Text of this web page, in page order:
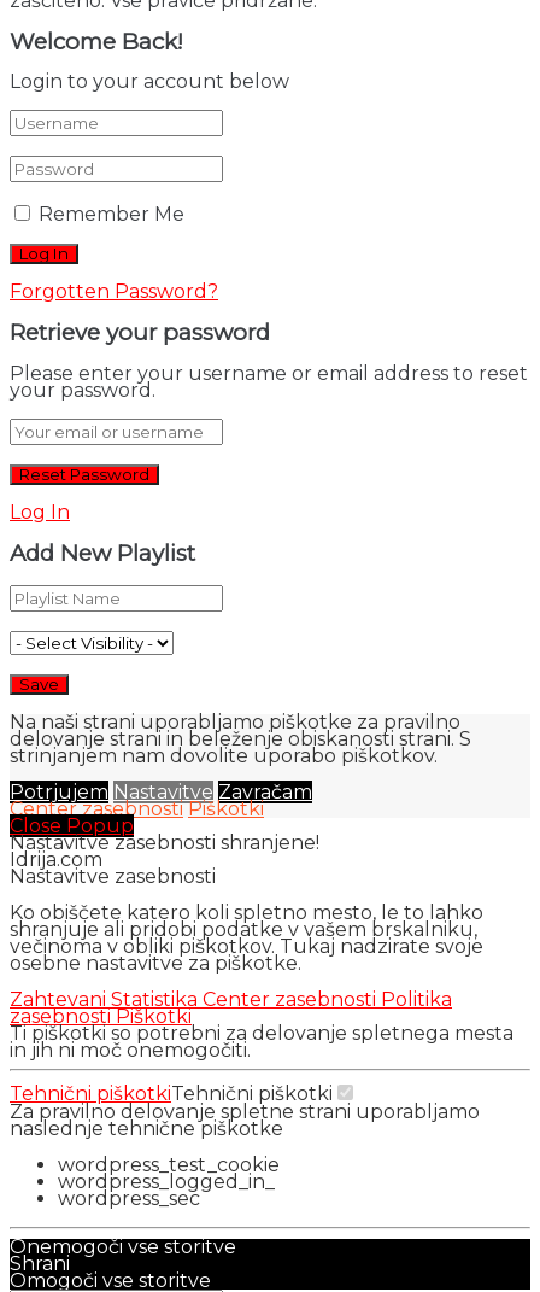
Welcome Back!
Login to your account below
Remember Me
Forgotten Password?
Retrieve your password
Please enter your username or email address to reset
your password.
Log In
Add New Playlist
Na naši strani uporabljamo piškotke za pravilno
delovanje strani in beleženje obiskanosti strani. S
strinjanjem nam dovolite uporabo piškotkov.
Potrjujem Nastavitve Zavračam
Center zasebnosti Piškotki
Close Popup
Nastavitve zasebnosti shranjene!
Idrija.com
Nastavitve zasebnosti
Ko obiščete katero koli spletno mesto, le to lahko
shranjuje ali pridobi podatke v vašem brskalniku,
večinoma v obliki piškotkov. Tukaj nadzirate svoje
osebne nastavitve za piškotke.
Zahtevani Statistika Center zasebnosti Politika
zasebnosti Piškotki
Ti piškotki so potrebni za delovanje spletnega mesta
in jih ni moč onemogočiti.
Tehnični piškotkiTehnični piškotki
Za pravilno delovanje spletne strani uporabljamo
naslednje tehnične piškotke
wordpress_test_cookie
wordpress_logged_in_
wordpress_sec
Onemogoči vse storitve
Shrani
Omogoči vse storitve